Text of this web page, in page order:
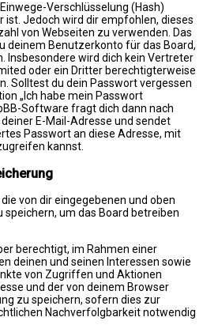
Verschlüsselung (Hash)
ist. Jedoch wird dir empfohlen, dieses
von Webseiten zu verwenden. Das
deinem Benutzerkonto für das Board,
Insbesondere wird dich kein Vertreter
oder ein Dritter berechtigterweise
Solltest du dein Passwort vergessen
„Ich habe mein Passwort
Software fragt dich dann nach
E-Mail-Adresse und sendet
Passwort an diese Adresse, mit
kannst.
von dir eingegebenen und oben
um das Board betreiben
berechtigt, im Rahmen einer
deinen und seinen Interessen sowie
von Zugriffen und Aktionen
und der von deinem Browser
zu speichern, sofern dies zur
Nachverfolgbarkeit notwendig